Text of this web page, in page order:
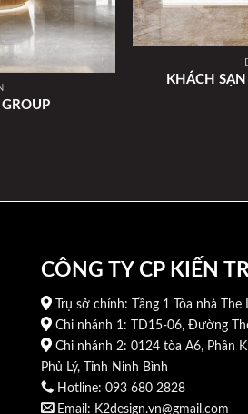
GROUP
KHÁCH
CÔNG TY CP KIẾN
Trụ sở chính: Tầng 1 Tòa nhà
Chi nhánh 1: TD15-06, Đường
Chi nhánh 2: 0124 tòa A6, Phân
Phủ Lý, Tỉnh Ninh Bình
Hotline: 093 680 2828
Email: